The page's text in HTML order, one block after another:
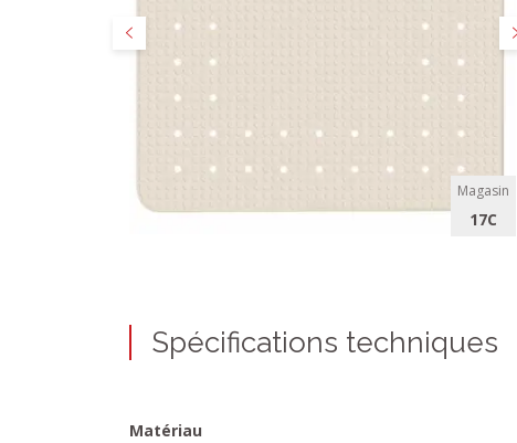
Précédent
Magasin
17C
Spécifications techniques
Matériau